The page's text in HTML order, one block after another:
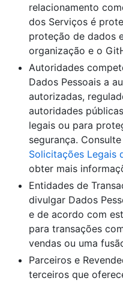
relacionamento
dos Serviços é
proteção de dados
organização e o
Autoridades
Dados Pessoais a
autorizadas,
autoridades
legais ou para
segurança.
Solicitações Legais
obter mais
Entidades de
divulgar Dados
e de acordo com
para transações
vendas ou uma
Parceiros e
terceiros que